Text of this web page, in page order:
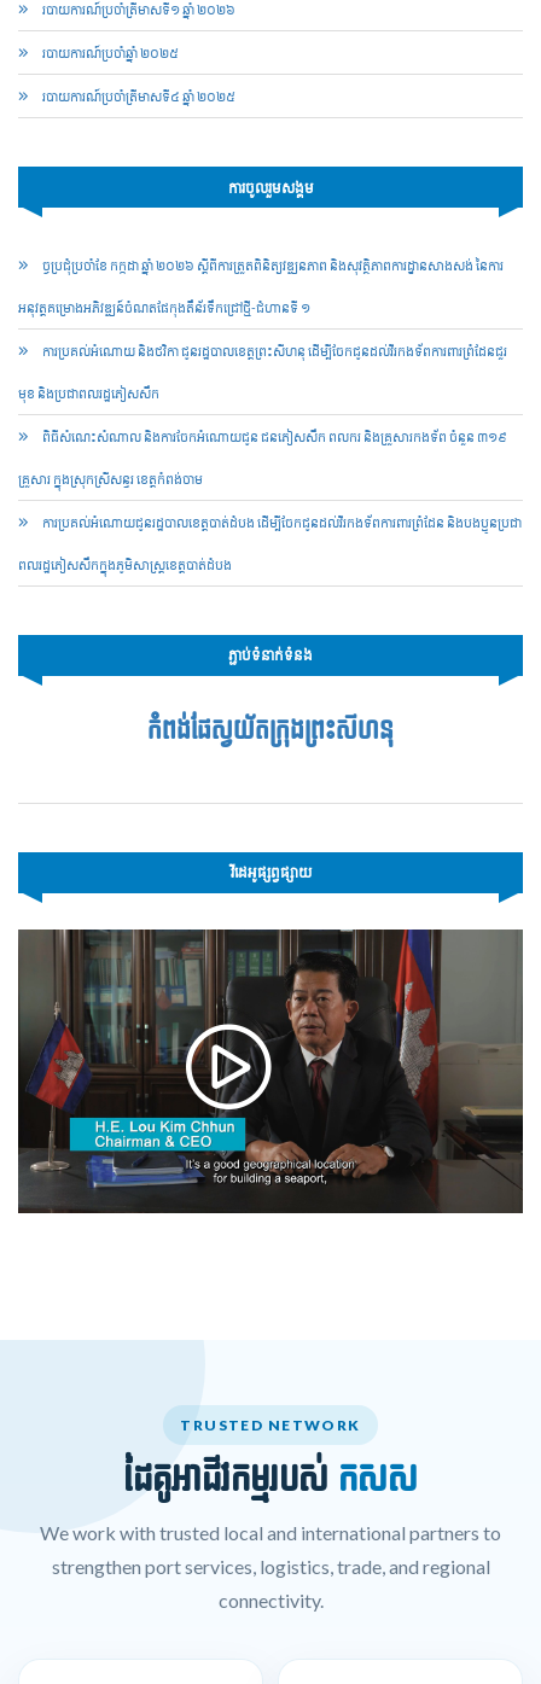
របាយការណ៍​​ប្រចាំ​ត្រីមាសទី១ ឆ្នាំ ២០២៦
របាយការណ៍​​ប្រចាំ​ឆ្នាំ ២០២៥
របាយការណ៍​​ប្រចាំ​ត្រីមាសទី៤ ឆ្នាំ ២០២៥
ការចូលរួមសង្គម
ច្ចប្រជុំប្រចាំខែ កក្កដា ឆ្នាំ ២០២៦ ស្តីពីការត្រួតពិនិត្យវឌ្ឍនភាព និងសុវត្ថិភាពការដ្ឋានសាងសង់ នៃការ
អនុវត្តគម្រោងអភិវឌ្ឍន៍ចំណតផែកុងតឺន័រទឹកជ្រៅថ្មី-ជំហានទី ១
ការប្រគល់អំណោយ និងថវិកា ជូនរដ្ឋបាលខេត្តព្រះសីហនុ ដើម្បីចែកជូនដល់វីរកងទ័ពការពារព្រំដែនជួរ
មុខ និងប្រជាពលរដ្ឋភៀសសឹក
ពិធីសំណេះសំណាល និងការចែកអំណោយជូន ជនភៀសសឹក ពលករ និងគ្រួសារកងទ័ព ចំនួន ៣១៩
គ្រួសារ ក្នុងស្រុកស្រីសន្ធរ ខេត្តកំពង់ចាម
ការប្រគល់អំណោយជូនរដ្ឋបាលខេត្តបាត់ដំបង ដើម្បីចែកជូនដល់វីរកងទ័ពការពារព្រំដែន និងបងប្អូនប្រជា
ពលរដ្ឋភៀសសឹកក្នុងភូមិសាស្ត្រខេត្តបាត់ដំបង
ភ្ជាប់ទំនាក់ទំនង
កំពង់ផែស្វយ័តក្រុងព្រះសីហនុ
វីដេអូផ្សព្វផ្សាយ
TRUSTED NETWORK
ដៃគូអាជីវកម្មរបស់ កសស
We work with trusted local and international partners to
strengthen port services, logistics, trade, and regional
connectivity.